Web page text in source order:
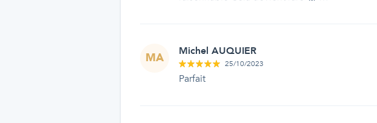
MA Michel AUQUIER
25/10/2023
Parfait